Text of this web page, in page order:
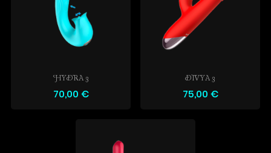
HYDRA 3
70,00 €
DIVYA 3
75,00 €